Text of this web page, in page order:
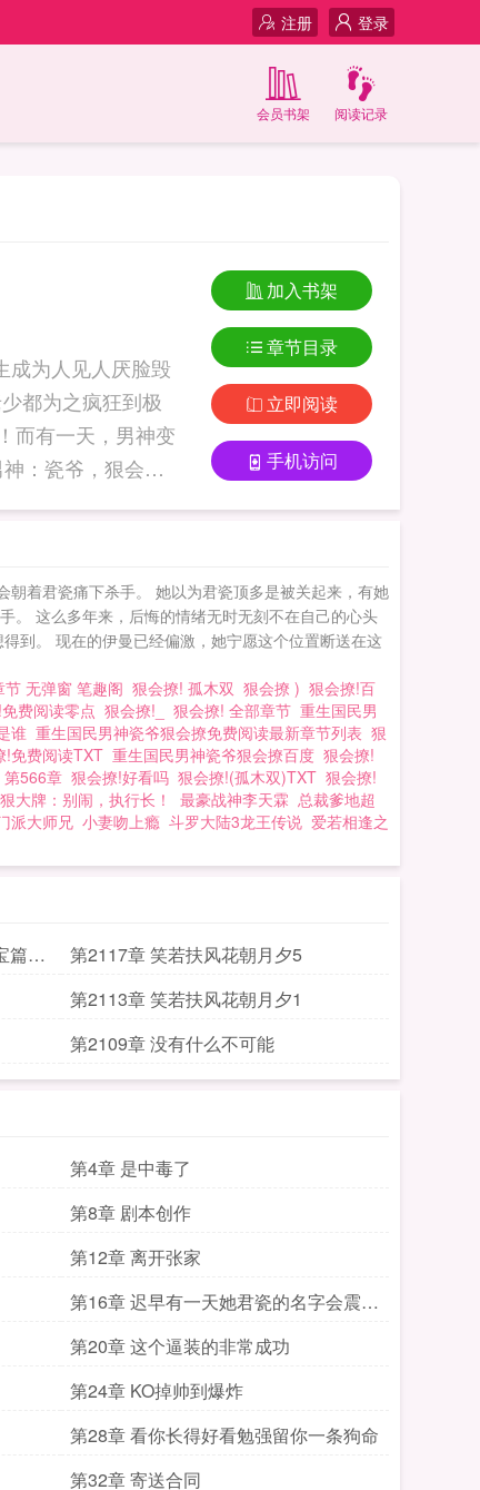
登录
注册
阅读记录
会员书架
成为人见人厌脸毁
都为之疯狂到极
而有一天，男神变
加入书架
章节目录
立即阅读
手机访问
着君瓷痛下杀手。 她以为君瓷顶多是被关起来，有她
。 这么多年来，后悔的情绪无时无刻不在自己的心头
到。 现在的伊曼已经偏激，她宁愿这个位置断送在这
无弹窗 笔趣阁 狠会撩! 孤木双 狠会撩 ) 狠会撩!百
费阅读零点 狠会撩!_ 狠会撩! 全部章节 重生国民男
谁 重生国民男神瓷爷狠会撩免费阅读最新章节列表 狠
!免费阅读TXT 重生国民男神瓷爷狠会撩百度 狠会撩!
566章 狠会撩!好看吗 狠会撩!(孤木双)TXT 狠会撩!
大牌：别闹，执行长！ 最豪战神李天霖 总裁爹地超
派大师兄 小妻吻上瘾 斗罗大陆3龙王传说 爱若相逢之
篇完
第2117章 笑若扶风花朝月夕5
第2113章 笑若扶风花朝月夕1
第2109章 没有什么不可能
第4章 是中毒了
第8章 剧本创作
第12章 离开张家
第16章 迟早有一天她君瓷的名字会震慑
整个世界
第20章 这个逼装的非常成功
第24章 KO掉帅到爆炸
第28章 看你长得好看勉强留你一条狗命
第32章 寄送合同